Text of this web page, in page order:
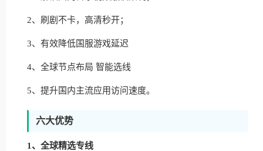
2、刷剧不卡，高清秒开；
3、有效降低国服游戏延迟
4、全球节点布局 智能选线
5、提升国内主流应用访问速度。
六大优势
1、全球精选专线